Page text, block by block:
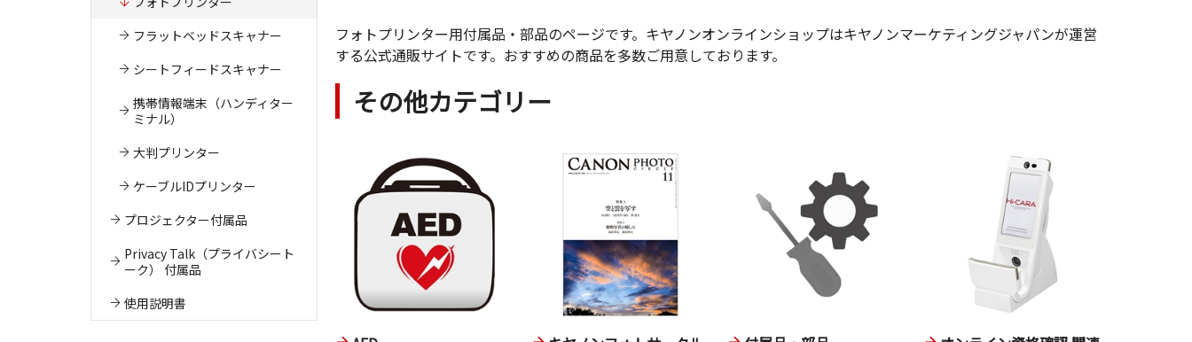
フラットベッドスキャナー
シートフィードスキャナー
携帯情報端末（ハンディター
ミナル）
大判プリンター
ケーブルIDプリンター
プロジェクター付属品
Privacy Talk（プライバシート
ーク） 付属品
使用説明書
フォトプリンター用付属品・部品のページです。キヤノンオンラインショップはキヤノンマーケティングジャパンが運営
する公式通販サイトです。おすすめの商品を多数ご用意しております。
その他カテゴリー